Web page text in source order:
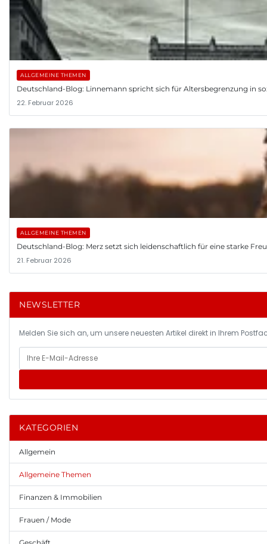
ALLGEMEINE THEMEN
Deutschland-Blog: Linnemann spricht sich für Altersbegrenzung in
22. Februar 2026
ALLGEMEINE THEMEN
Deutschland-Blog: Merz setzt sich leidenschaftlich für eine starke
21. Februar 2026
NEWSLETTER
Melden Sie sich an, um unsere neuesten Artikel direkt in Ihrem
KATEGORIEN
Allgemein
Allgemeine Themen
Finanzen & Immobilien
Frauen / Mode